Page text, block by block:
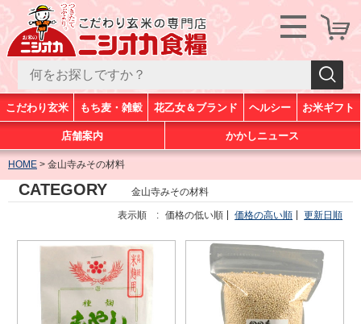
こだわり玄米 もち麦・雑穀 花乙女＆ブランド ヘルシー お米ギフト
店舗案内 かかしニュース
HOME 金山寺みその材料
CATEGORY 金山寺みその材料
表示順 : 価格の低い順 価格の高い順 更新日順